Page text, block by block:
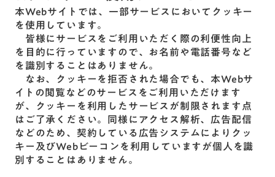
本Webサイトでは、一部サービスにおいてクッキー
を使用しています。
皆様にサービスをご利用いただく際の利便性向上
を目的に行っていますので、お名前や電話番号など
を識別することはありません。
なお、クッキーを拒否された場合でも、本Webサ
イトの閲覧などのサービスをご利用いただけます
が、クッキーを利用したサービスが制限されます点
はご了承ください。同様にアクセス解析、広告配信
などのため、契約している広告システムによりクッ
キー及びWebビーコンを利用していますが個人を識
別することはありません。